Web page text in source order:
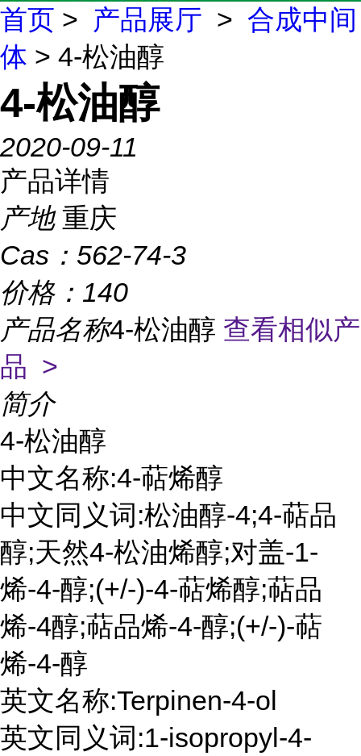
首页 > 产品展厅 > 合成中间
体 > 4-松油醇
4-松油醇
2020-09-11
产品详情
产地 重庆
Cas： 562-74-3
价格： 140
产品名称4-松油醇 查看相似产
品 >
简介
4-松油醇
中文名称:4-萜烯醇
中文同义词:松油醇-4;4-萜品
醇;天然4-松油烯醇;对盖-1-
烯-4-醇;(+/-)-4-萜烯醇;萜品
烯-4醇;萜品烯-4-醇;(+/-)-萜
烯-4-醇
英文名称:Terpinen-4-ol
英文同义词:1-isopropyl-4-